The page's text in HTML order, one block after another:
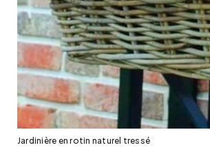
Jardinière en rotin naturel tressé